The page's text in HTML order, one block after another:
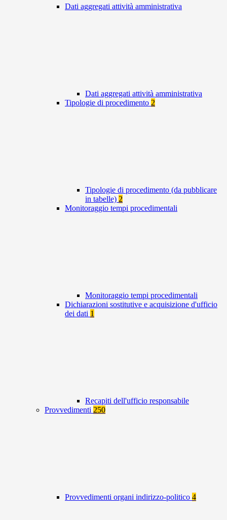
Dati aggregati attività amministrativa
Dati aggregati attività amministrativa
Tipologie di procedimento 2
Tipologie di procedimento (da pubblicare
in tabelle) 2
Monitoraggio tempi procedimentali
Monitoraggio tempi procedimentali
Dichiarazioni sostitutive e acquisizione d'ufficio
dei dati 1
Recapiti dell'ufficio responsabile
Provvedimenti 250
Provvedimenti organi indirizzo-politico 4